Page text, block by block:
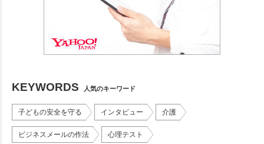
KEYWORDS 人気のキーワード
子どもの安全を守る インタビュー 介護
ビジネスメールの作法 心理テスト